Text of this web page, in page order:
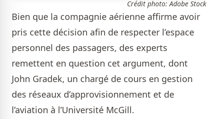
Crédit photo: Adobe Stock
Bien que la compagnie aérienne affirme avoir
pris cette décision afin de respecter l’espace
personnel des passagers, des experts
remettent en question cet argument, dont
John Gradek, un chargé de cours en gestion
des réseaux d’approvisionnement et de
l’aviation à l’Université McGill.